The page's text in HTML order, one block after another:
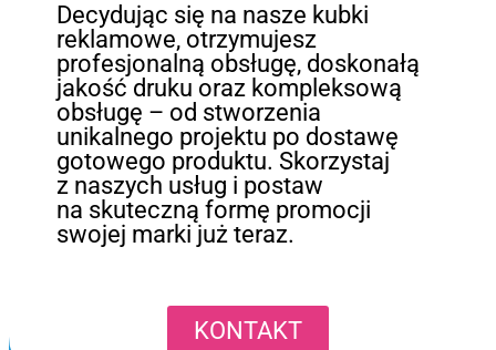
Decydując się na nasze kubki
reklamowe, otrzymujesz
profesjonalną obsługę, doskonałą
jakość druku oraz kompleksową
obsługę – od stworzenia
unikalnego projektu po dostawę
gotowego produktu. Skorzystaj
z naszych usług i postaw
na skuteczną formę promocji
swojej marki już teraz.
KONTAKT